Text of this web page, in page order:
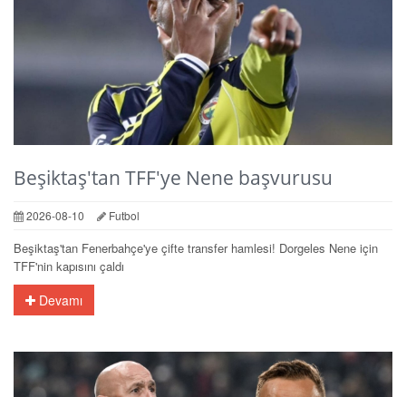
Beşiktaş'tan TFF'ye Nene başvurusu
2026-08-10 Futbol
Beşiktaş'tan Fenerbahçe'ye çifte transfer hamlesi! Dorgeles Nene için
TFF'nin kapısını çaldı
Devamı